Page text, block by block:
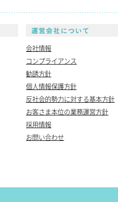
PS保険について
会社情報
コンプライアンス
勧誘方針
個人情報保護方針
反社会的勢力に対する基本方針
お客さま本位の業務運営方針
採用情報
お問い合わせ